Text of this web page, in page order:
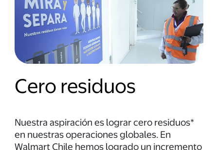
Cero residuos
Nuestra aspiración es lograr cero residuos*
en nuestras operaciones globales. En
Walmart Chile hemos logrado un incremento